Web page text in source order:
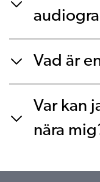
Vad är
Var kan
nära